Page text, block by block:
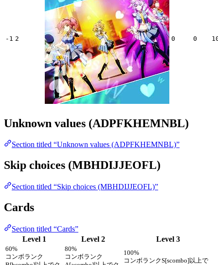
-1 2 0 0
Unknown values (ADPFKHEMNBL)
Section titled “Unknown values (ADPFKHEMNBL)”
Skip choices (MBHDIJJEOFL)
Section titled “Skip choices (MBHDIJJEOFL)”
Cards
Section titled “Cards”
Level 1
Level 2 Level 3
60%
コンボランク
80%
コンボランク
100%
コンボランクS[scombo]以上で